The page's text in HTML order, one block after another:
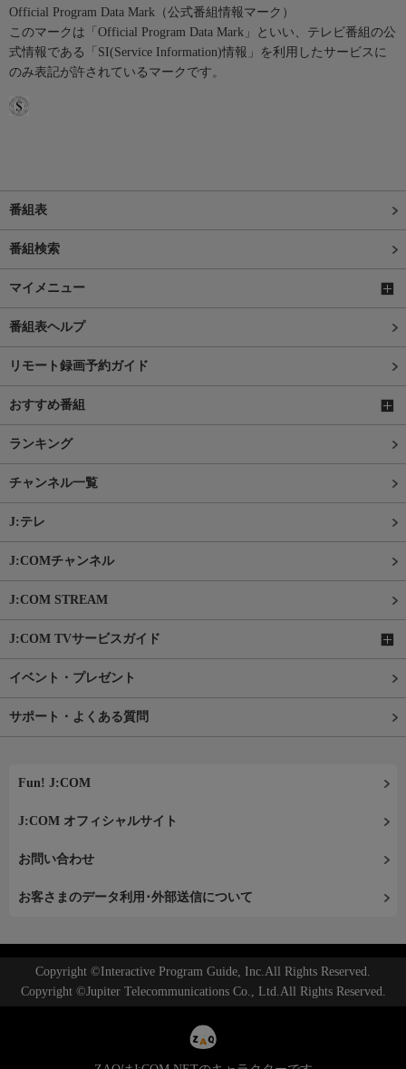
Official Program Data Mark（公式番組情報マーク）
このマークは「Official Program Data Mark」といい、テレビ番組の公
式情報である「SI(Service Information)情報」を利用したサービスに
のみ表記が許されているマークです。
番組表
番組検索
マイメニュー
番組表ヘルプ
リモート録画予約ガイド
おすすめ番組
ランキング
チャンネル一覧
J:テレ
J:COMチャンネル
J:COM STREAM
J:COM TVサービスガイド
イベント・プレゼント
サポート・よくある質問
Fun! J:COM
J:COM オフィシャルサイト
お問い合わせ
お客さまのデータ利用･外部送信について
Copyright ©Interactive Program Guide, Inc.All Rights Reserved.
Copyright ©Jupiter Telecommunications Co., Ltd.All Rights Reserved.